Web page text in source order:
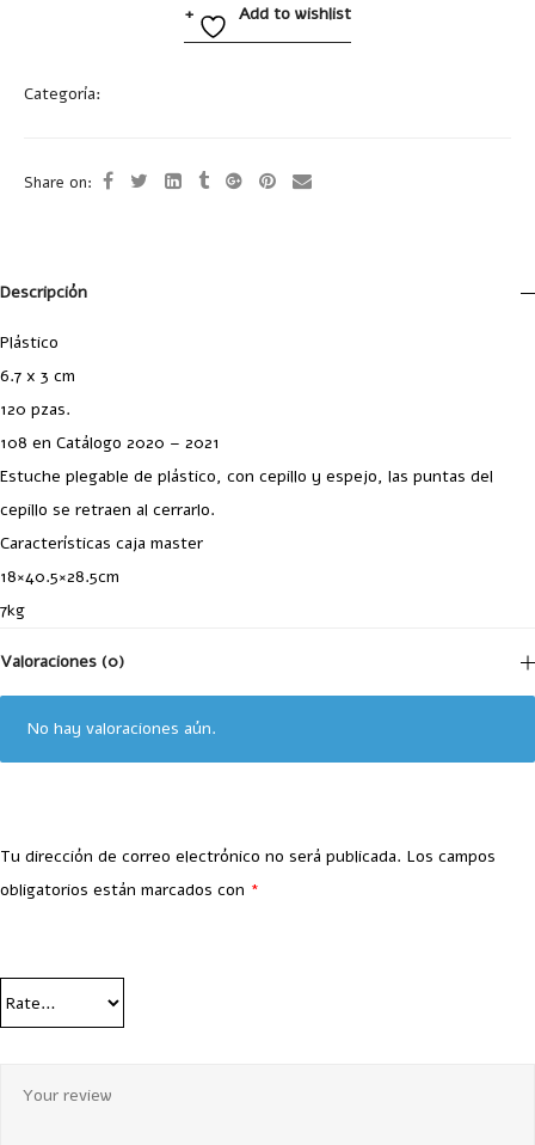
Add to wishlist
Categoría:
Share on:
Descripción
Plástico
6.7 x 3 cm
120 pzas.
108 en Catálogo 2020 – 2021
Estuche plegable de plástico, con cepillo y espejo, las puntas del
cepillo se retraen al cerrarlo.
Características caja master
18×40.5×28.5cm
7kg
Valoraciones (0)
No hay valoraciones aún.
Tu dirección de correo electrónico no será publicada. Los campos
obligatorios están marcados con *